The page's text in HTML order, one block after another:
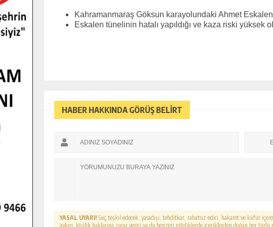
Kahramanmaraş Göksun karayolundaki Ahmet
Eskalen tünelinin hatalı yapıldığı ve kaza riski yüksek
HABER HAKKINDA GÖRÜŞ BELİRT
YASAL UYARI! Suç teşkil edecek, yasadışı, tehditkar, rahatsız edici, hakaret ve küfür
aykırı, kişilik haklarına zarar verici ya da benzeri niteliklerde içeriklerden doğan her